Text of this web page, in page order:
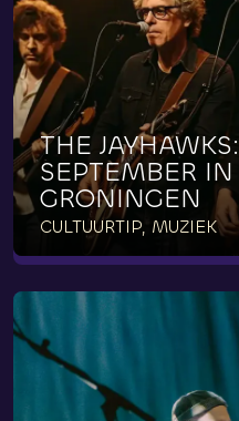
THE JAYHAWKS:
SEPTEMBER IN
GRONINGEN
CULTUURTIP, MUZIEK